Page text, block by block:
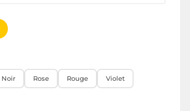
Noir Rose Rouge Violet